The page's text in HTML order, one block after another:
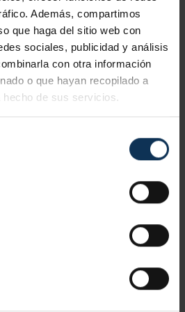
Además, compartimos
que haga del sitio web con
sociales, publicidad y análisis
con otra información
o que hayan recopilado a
de sus servicios.
VER CURSO
CERRAJERÍA Y